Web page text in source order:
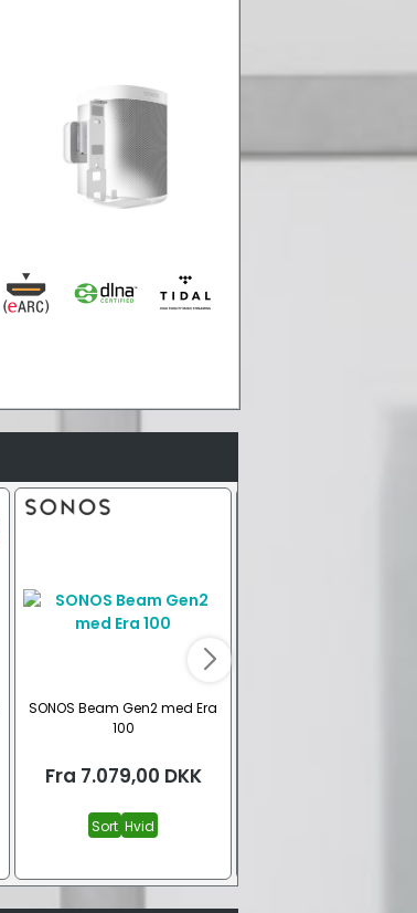
SONOS Beam Gen2 med Era
100
Fra 7.079,00 DKK
Sort Hvid